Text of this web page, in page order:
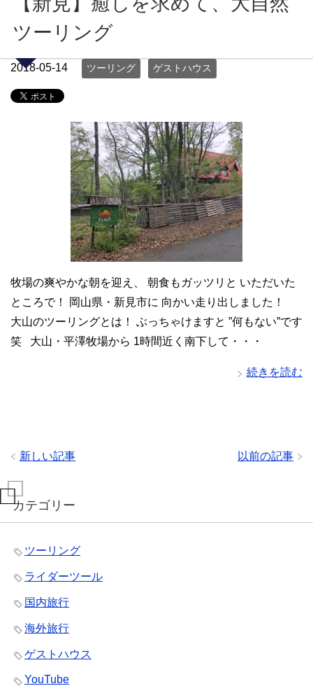
ツーリング
2018-05-14 ツーリング ゲストハウス
牧場の爽やかな朝を迎え、 朝食もガッツリと いただいた
ところで！ 岡山県・新見市に 向かい走り出しました！
大山のツーリングとは！ ぶっちゃけますと ”何もない”です
笑 大山・平澤牧場から 1時間近く南下して・・・
続きを読む
以前の記事
新しい記事
カテゴリー
ツーリング
ライダーツール
国内旅行
海外旅行
ゲストハウス
YouTube